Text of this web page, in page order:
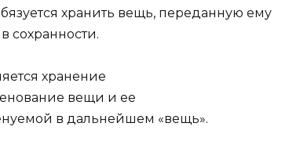
хранить вещь, переданную ему
сохранности.
хранение
вещи и ее
в дальнейшем «вещь».